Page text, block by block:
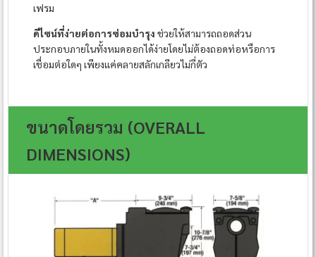
เฟรม
ดีไซน์ที่ง่ายต่อการซ่อมบำรุง ช่วยให้สามารถถอดส่วน
ประกอบภายในทั้งหมดออกได้ง่ายโดยไม่ต้องถอดท่อหรือการ
เชื่อมต่อใดๆ เพียงแค่คลายสลักเกลียวไม่กี่ตัว
ขนาดโดยรวม (OVERALL
DIMENSIONS)